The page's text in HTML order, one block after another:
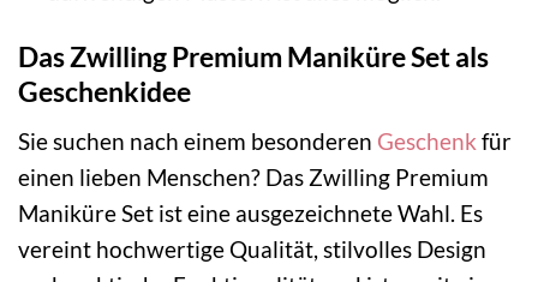
Das Zwilling Premium Maniküre Set als
Geschenkidee
Sie suchen nach einem besonderen Geschenk für
einen lieben Menschen? Das Zwilling Premium
Maniküre Set ist eine ausgezeichnete Wahl. Es
vereint hochwertige Qualität, stilvolles Design